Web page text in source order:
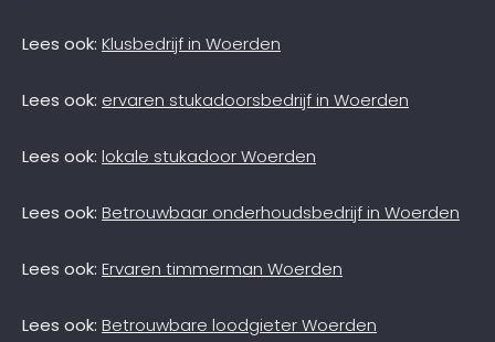
Lees ook: Klusbedrijf in Woerden
Lees ook: ervaren stukadoorsbedrijf in Woerden
Lees ook: lokale stukadoor Woerden
Lees ook: Betrouwbaar onderhoudsbedrijf in Woerden
Lees ook: Ervaren timmerman Woerden
Lees ook: Betrouwbare loodgieter Woerden